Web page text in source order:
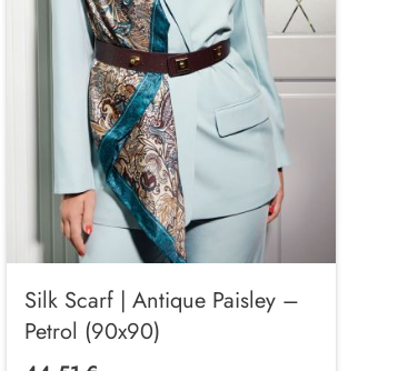
Silk Scarf | Antique Paisley –
Petrol (90x90)